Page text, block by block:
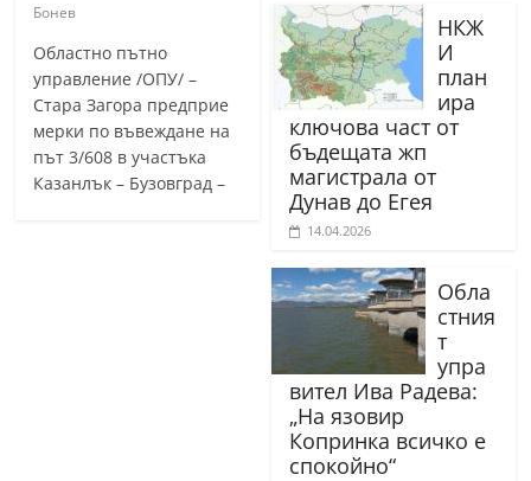
Бонев
Областно пътно
управление /ОПУ/ –
Стара Загора предприе
мерки по въвеждане на
път 3/608 в участъка
Казанлък – Бузовград –
НКЖ
И
план
ира
ключова част от
бъдещата жп
магистрала от
Дунав до Егея
14.04.2026
Обла
стния
т
упра
вител Ива Радева:
„На язовир
Копринка всичко е
спокойно“